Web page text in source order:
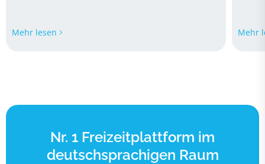
Mehr lesen
Mehr
Nr. 1 Freizeitplattform im
deutschsprachigen Raum